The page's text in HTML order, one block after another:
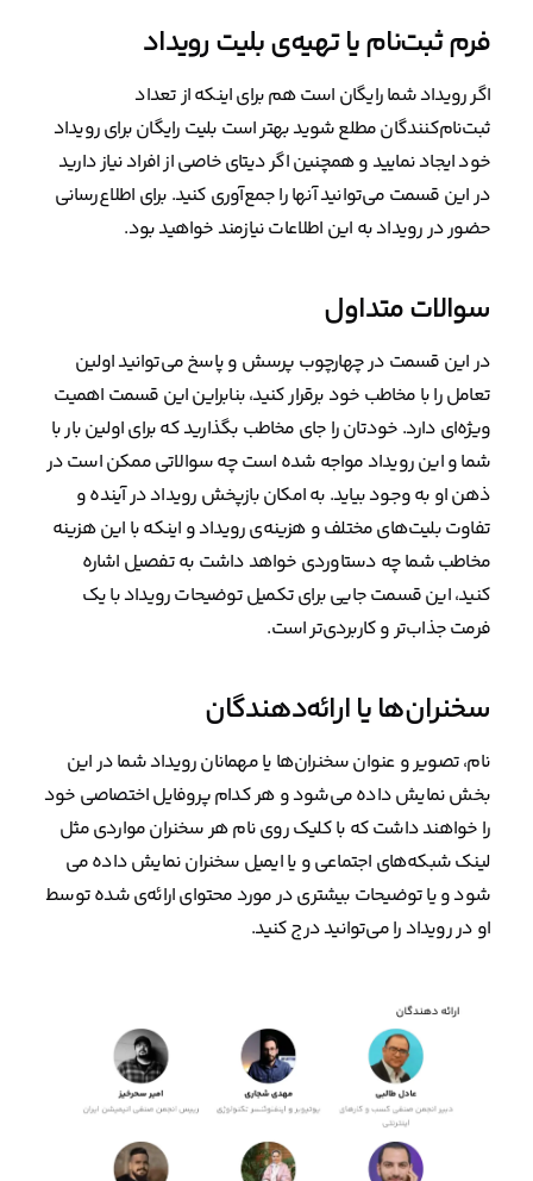
فرم ثبت‌نام یا تهیه‌ی بلیت رویداد
اگر رویداد شما رایگان است هم برای اینکه از تعداد
ثبت‌نام‌کنندگان مطلع شوید بهتر است بلیت رایگان برای رویداد
خود ایجاد نمایید و همچنین اگر دیتای خاصی از افراد نیاز دارید
در این قسمت می‌توانید آنها را جمع‌آوری کنید. برای اطلاع‌رسانی
حضور در رویداد به این اطلاعات نیازمند خواهید بود.
سوالات متداول
در این قسمت در چهارچوب پرسش و پاسخ می‌توانید اولین
تعامل را با مخاطب خود برقرار کنید، بنابراین این قسمت اهمیت
ویژه‌ای دارد. خودتان را جای مخاطب بگذارید که برای اولین بار با
شما و این رویداد مواجه شده است چه سوالاتی ممکن است در
ذهن او به وجود بیاید. به امکان بازپخش رویداد در آینده و
تفاوت بلیت‌های مختلف و هزینه‌ی رویداد و اینکه با این هزینه
مخاطب شما چه دستاوردی خواهد داشت به تفصیل اشاره
کنید، این قسمت جایی برای تکمیل توضیحات رویداد با یک
فرمت جذاب‌تر و کاربردی‌تر است.
سخنران‌ها یا ارائه‌دهندگان
نام، تصویر و عنوان سخنران‌ها یا مهمانان رویداد شما در این
بخش نمایش داده می‌شود و هر کدام پروفایل اختصاصی خود
را خواهند داشت که با کلیک روی نام هر سخنران مواردی مثل
لینک شبکه‌های اجتماعی و یا ایمیل سخنران نمایش داده می
شود و یا توضیحات بیشتری در مورد محتوای ارائه‌ی شده توسط
او در رویداد را می‌توانید درج کنید.